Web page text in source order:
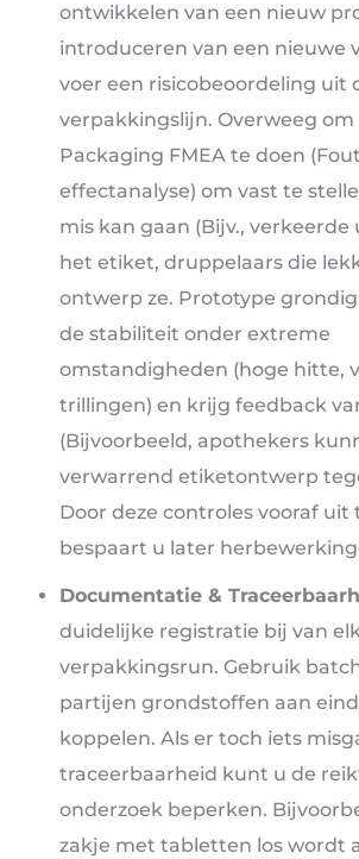
ontwikkelen van een nieuw
introduceren van een nieuwe
voer een risicobeoordeling uit
verpakkingslijn. Overweeg om
Packaging FMEA te doen
effectanalyse) om vast te
mis kan gaan (Bijv.,
het etiket, druppelaars die
ontwerp ze. Prototype
de stabiliteit onder extreme
omstandigheden (hoge hitte,
trillingen) en krijg feedback
(Bijvoorbeeld, apothekers
verwarrend etiketontwerp
Door deze controles vooraf uit
bespaart u later
Documentatie &
duidelijke registratie bij van
verpakkingsrun. Gebruik
partijen grondstoffen aan
koppelen. Als er toch iets
traceerbaarheid kunt u de
onderzoek beperken.
zakje met tabletten los wordt